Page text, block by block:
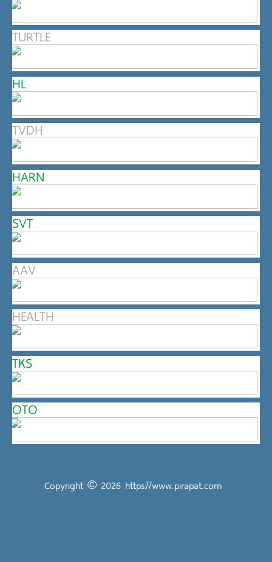
TURTLE
HL
TVDH
HARN
SVT
AAV
HEALTH
TKS
OTO
Copyright © 2026 https://www.pirapat.com